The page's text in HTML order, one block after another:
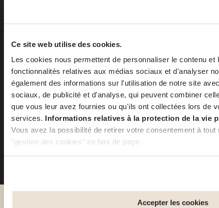
Ce site web utilise des cookies.
Les cookies nous permettent de personnaliser le contenu
fonctionnalités relatives aux médias sociaux et d'analyser
également des informations sur l'utilisation de notre site
sociaux, de publicité et d'analyse, qui peuvent combiner
que vous leur avez fournies ou qu'ils ont collectées lors de
services. Informations relatives à la protection de la vie
Vous avez la possibilité de retirer votre consentement à
"gestion des cookies" en bas de page.
Améliorer votre expérience utilisateur, en personnalisant
Accepter les cookies
Vie d’expatrié : doit-on dire au revoir à son ancienne
lire plus
24.06.2026
Les villes les plus propices à la marche pour des habitudes
plus saines
lire plus